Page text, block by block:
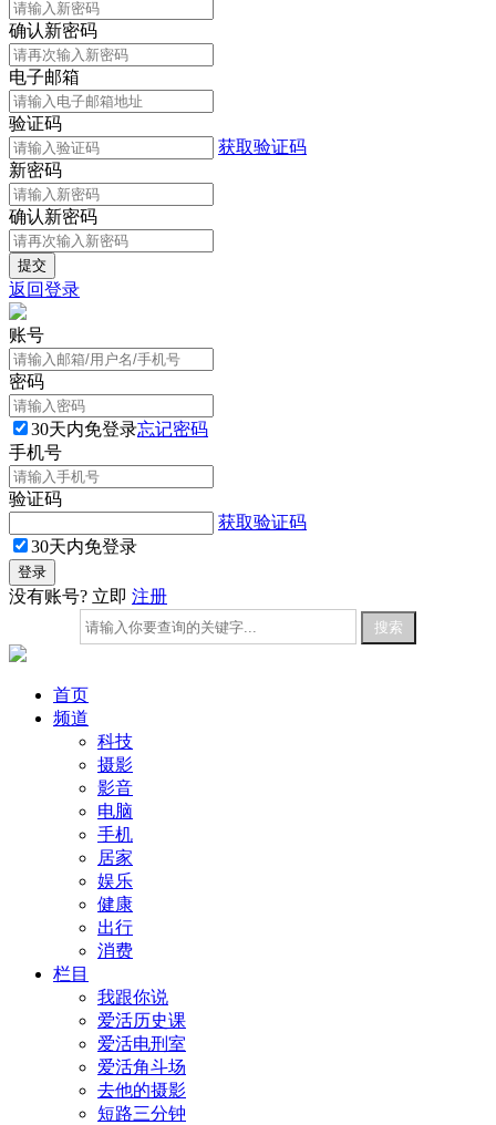
确认新密码
电子邮箱
验证码
获取验证码
新密码
确认新密码
返回登录
账号
密码
30天内免登录忘记密码
手机号
验证码
获取验证码
30天内免登录
没有账号? 立即 注册
首页
频道
科技
摄影
影音
电脑
手机
居家
娱乐
健康
出行
消费
栏目
我跟你说
爱活历史课
爱活电刑室
爱活角斗场
去他的摄影
短路三分钟